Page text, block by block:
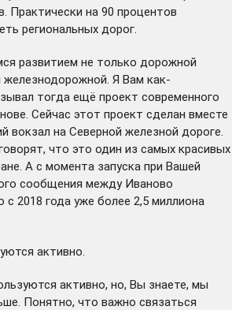
Практически на 90 процентов
региональных дорог.
развитием не только дорожной
железнодорожной. Я Вам как-
тогда ещё проект современного
Сейчас этот проект сделан вместе
вокзал на Северной железной дороге.
что это один из самых красивых
А с момента запуска при Вашей
сообщения между Иваново
с 2018 года уже более 2,5 миллиона
активно.
активно, но, Вы знаете, мы
Понятно, что важно связаться